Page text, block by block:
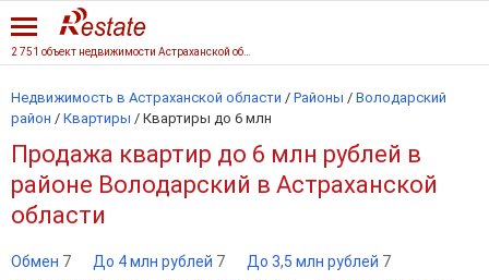
Недвижимость в Астраханской области / Районы / Володарский
район / Квартиры / Квартиры до 6 млн
Продажа квартир до 6 млн рублей в
районе Володарский в Астраханской
области
Обмен 7 До 4 млн рублей 7 До 3,5 млн рублей 7